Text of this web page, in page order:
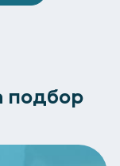
подбор